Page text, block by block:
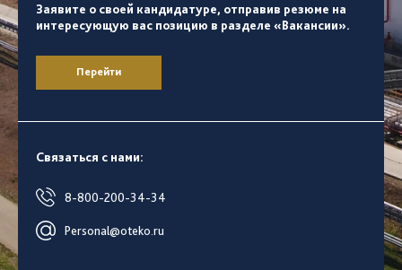
Заявите о своей кандидатуре, отправив резюме на
интересующую вас позицию в разделе «Вакансии».
Перейти
Связаться с нами:
8-800-200-34-34
Personal@oteko.ru